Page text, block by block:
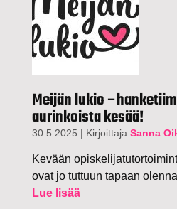
Meijän lukio
aurinkoista kesää!
30.5.2025 | Kirjoittaja Sanna
Kevään
ovat jo tuttuun tapaan
Lue lisää